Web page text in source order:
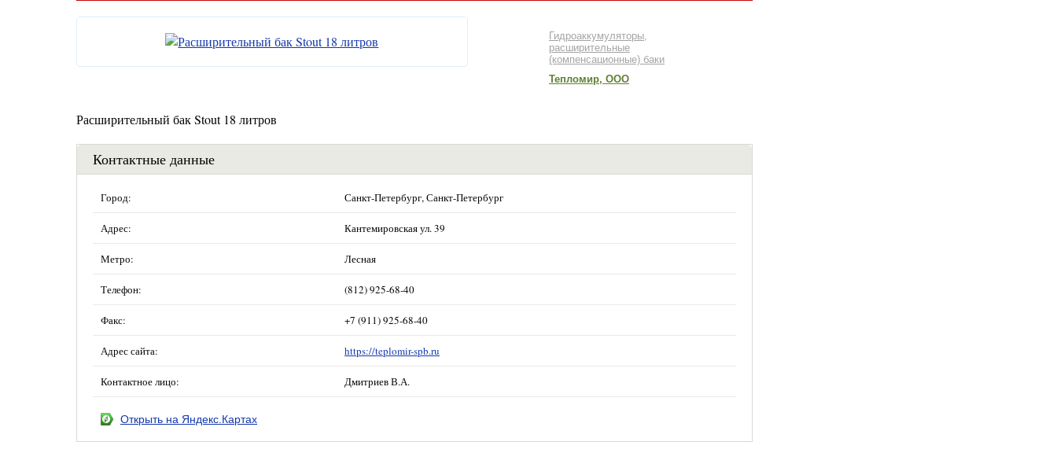
Гидроаккумуляторы,
расширительные
(компенсационные) баки
Тепломир, ООО
Расширительный бак Stout 18 литров
Контактные данные
Город: Санкт-Петербург, Санкт-Петербург
Адрес: Кантемировская ул. 39
Метро: Лесная
Телефон: (812) 925-68-40
Факс: +7 (911) 925-68-40
Адрес сайта: https://teplomir-spb.ru
Контактное лицо: Дмитриев В.А.
Открыть на Яндекс.Картах